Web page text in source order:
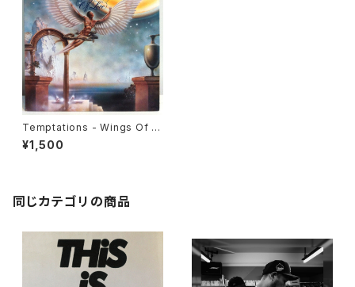
Temptations - Wings Of L
ove
¥1,500
同じカテゴリの商品